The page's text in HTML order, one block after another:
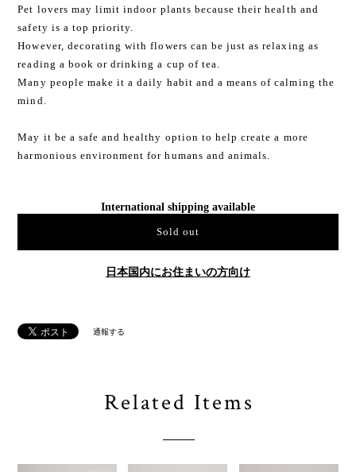
Pet lovers may limit indoor plants because their health and
safety is a top priority.
However, decorating with flowers can be just as relaxing as
reading a book or drinking a cup of tea.
Many people make it a daily habit and a means of calming the
mind.
May it be a safe and healthy option to help create a more
harmonious environment for humans and animals.
International shipping available
Sold out
日本国内にお住まいの方向け
通報する
Related Items